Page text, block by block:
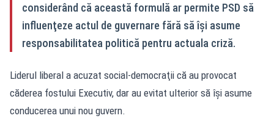
considerând că această formulă ar permite PSD să
influenţeze actul de guvernare fără să îşi asume
responsabilitatea politică pentru actuala criză.
Liderul liberal a acuzat social-democraţii că au provocat
căderea fostului Executiv, dar au evitat ulterior să îşi asume
conducerea unui nou guvern.